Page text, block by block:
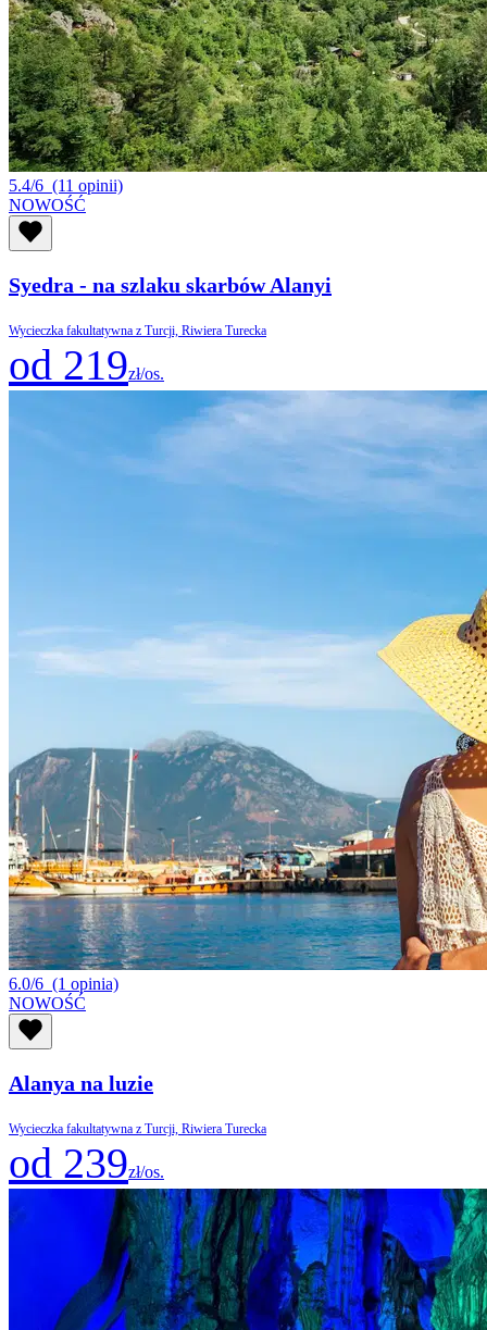
5.4/6 (11 opinii)
NOWOŚĆ
Syedra - na szlaku skarbów Alanyi
Wycieczka fakultatywna z Turcji, Riwiera Turecka
od 219zł/os.
6.0/6 (1 opinia)
NOWOŚĆ
Alanya na luzie
Wycieczka fakultatywna z Turcji, Riwiera Turecka
od 239zł/os.